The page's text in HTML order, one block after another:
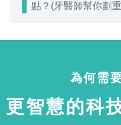
點？(牙醫師幫你劃重
為何需
更智慧的科